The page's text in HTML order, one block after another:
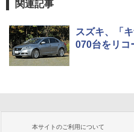
関連記事
スズキ、「
070台をリコ
本サイトのご利用について